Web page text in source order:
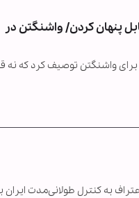
پنهان کردن/ واشنگتن در
برای واشنگتن توصیف کرد که نه
به کنترل طولانی‌مدت ایران